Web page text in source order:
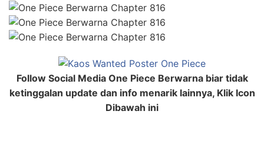
Follow Social Media One Piece Berwarna biar tidak
ketinggalan update dan info menarik lainnya, Klik Icon
Dibawah ini